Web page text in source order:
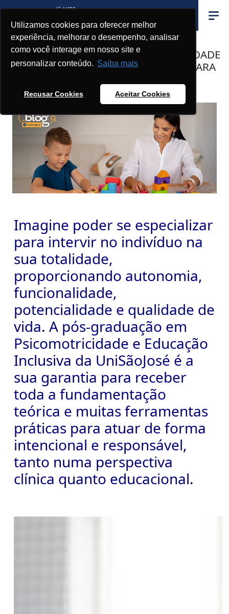
Utilizamos cookies para oferecer melhor
experiência, melhorar o desempenho, analisar
como você interage em nosso site e
personalizar conteúdo. Saiba mais
Recusar Cookies Aceitar Cookies
PÓS-GRADUAÇÃO EM PSICOMOTRICIDADE
E EDUCAÇÃO INCLUSIVA: INTERVIR PARA
Imagine poder se especializar
para intervir no indivíduo na
sua totalidade,
proporcionando autonomia,
funcionalidade,
potencialidade e qualidade de
vida. A pós-graduação em
Psicomotricidade e Educação
Inclusiva da UniSãoJosé é a
sua garantia para receber
toda a fundamentação
teórica e muitas ferramentas
práticas para atuar de forma
intencional e responsável,
tanto numa perspectiva
clínica quanto educacional.